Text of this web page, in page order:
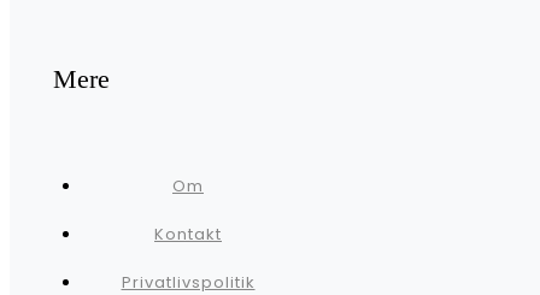
Mere
Om
Kontakt
Privatlivspolitik